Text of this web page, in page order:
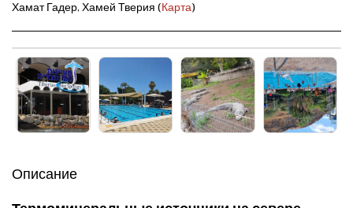
Хамат Гадер, Хамей Тверия (Карта)
Описание